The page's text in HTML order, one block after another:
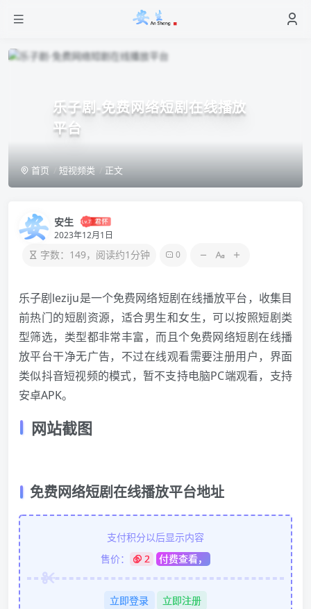
乐子剧-免费网络短剧在线播放
平台
首页 短视频类 正文
安生
2023年12月1日
字数：149，阅读约1分钟 0
乐子剧leziju是一个免费网络短剧在线播放平台，收集目
前热门的短剧资源，适合男生和女生，可以按照短剧类
型筛选，类型都非常丰富，而且个免费网络短剧在线播
放平台干净无广告，不过在线观看需要注册用户，界面
类似抖音短视频的模式，暂不支持电脑PC端观看，支持
安卓APK。
网站截图
免费网络短剧在线播放平台地址
支付积分以后显示内容
售价：
2 付费查看，
立即登录
立即注册